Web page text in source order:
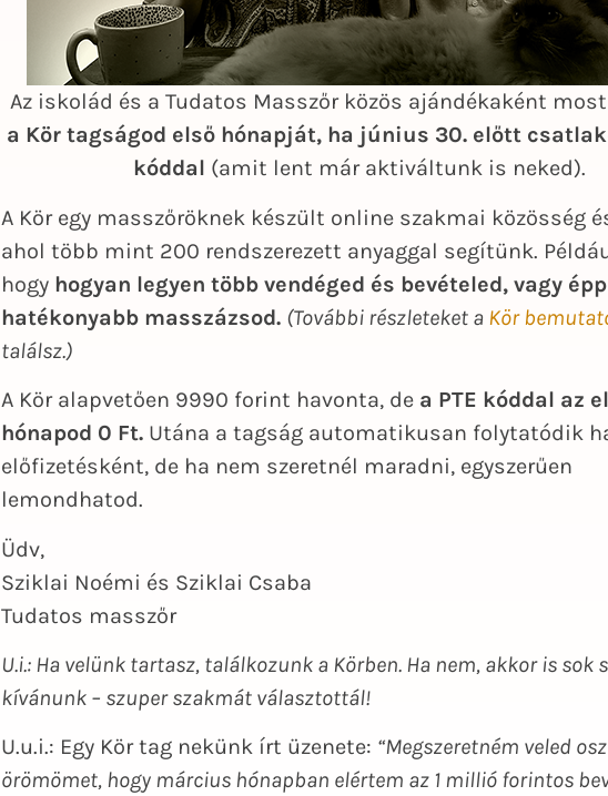
Az iskolád és a Tudatos Masszőr közös ajándékaként
a Kör tagságod első hónapját, ha június 30. előtt
kóddal (amit lent már aktiváltunk is neked).
A Kör egy masszőröknek készült online szakmai közösség
ahol több mint 200 rendszerezett anyaggal segítünk.
hogy hogyan legyen több vendéged és bevételed, vagy épp
hatékonyabb masszázsod. (További részleteket a Kör
találsz.)
A Kör alapvetően 9990 forint havonta, de a PTE kóddal az
hónapod 0 Ft. Utána a tagság automatikusan folytatódik
előfizetésként, de ha nem szeretnél maradni, egyszerűen
lemondhatod.
Üdv,
Sziklai Noémi és Sziklai Csaba
Tudatos masszőr
U.i.: Ha velünk tartasz, találkozunk a Körben. Ha nem, akkor is sok
kívánunk – szuper szakmát választottál!
U.u.i.: Egy Kör tag nekünk írt üzenete: “Megszeretném veled
örömömet, hogy március hónapban elértem az 1 millió forintos